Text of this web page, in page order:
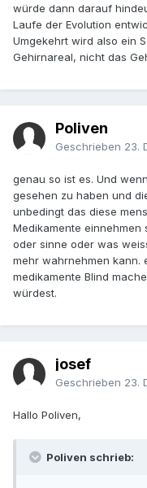
würde dann darauf
Laufe der Evolution
Umgekehrt wird also ein
Gehirnareal, nicht das
Poliven
Geschrieben 23.
genau so ist es. Und
gesehen zu haben und
unbedingt das diese
Medikamente
oder sinne oder was
mehr wahrnehmen kann.
medikamente Blind
würdest.
josef
Geschrieben 23.
Hallo Poliven,
Poliven schrieb: